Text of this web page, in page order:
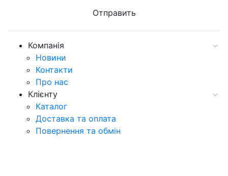
Компанія
Новини
Контакти
Про нас
Клієнту
Каталог
Доставка та оплата
Повернення та обмін